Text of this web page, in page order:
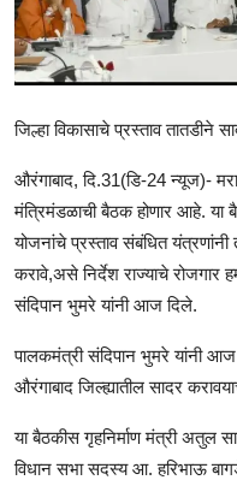
खेळजगत
साहित्य
मनोरंजन
आर्थिक
सामाजिक
जिल्हा विकासाचे प्रस्ताव तातडीने
औरंगाबाद, दि.31(डि-24 न्यूज)-
मंत्रिमंडळाची बैठक होणार आहे. या
योजनांचे प्रस्ताव संबंधित
करावे,असे निर्देश राज्याचे रोजगार
संदिपान भुमरे यांनी आज दिले.
पालकमंत्री संदिपान भुमरे यांनी आज
औरंगाबाद जिल्ह्यातील सादर
या बैठकीस गृहनिर्माण मंत्री अतुल
विधान सभा सदस्य आ. हरिभाऊ